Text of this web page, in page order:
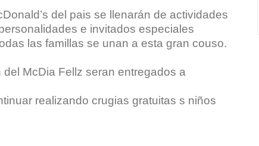
del pais se llenarán de actividades
e invitados especiales
las famillas se unan a esta gran couso.
McDia Fellz seran entregados a
realizando crugias gratuitas s niños